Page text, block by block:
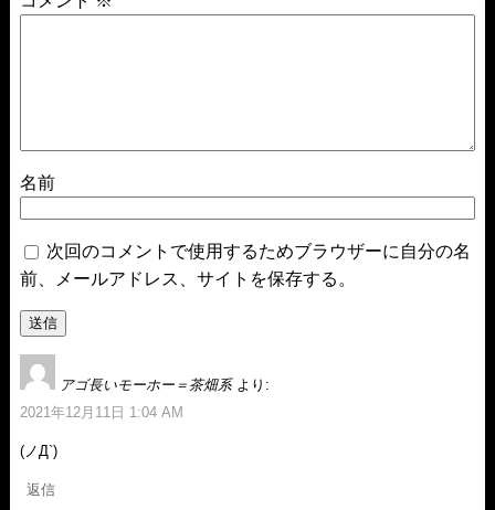
名前
次回のコメントで使用するためブラウザーに自分の名
前、メールアドレス、サイトを保存する。
アゴ長いモーホー＝茶畑系 より:
2021年12月11日 1:04 AM
(ノД`)
返信